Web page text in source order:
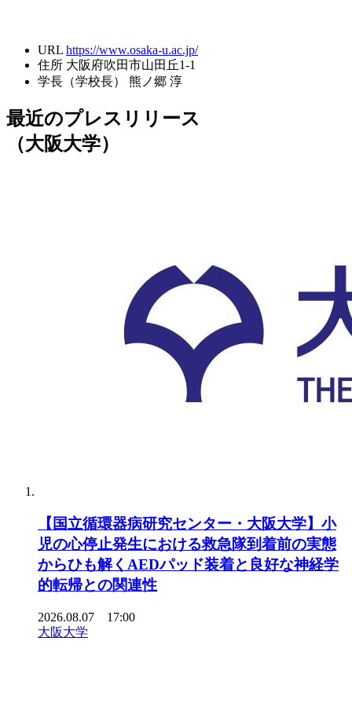
URL https://www.osaka-u.ac.jp/
住所 大阪府吹田市山田丘1-1
学長（学校長）
熊ノ郷 淳
最近のプレスリリース
（大阪大学）
【国立循環器病研究センター・大阪大学】小
児の心停止発生における救急隊到着前の実態
からひも解くAEDパッド装着と良好な神経学
的転帰との関連性
2026.08.07 17:00
大阪大学